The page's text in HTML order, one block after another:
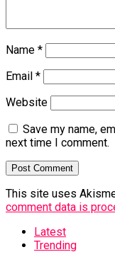
Name *
Email *
Website
Save my name,
next time I comment.
This site uses
comment data is
Latest
Trending